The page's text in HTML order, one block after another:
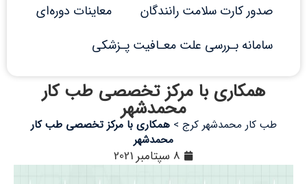
صدور کارت سلامت رانندگان
معاینات دوره‌ای
سامانه بـررسی علت معـافیت پـزشکی
همکاری با مرکز تخصصی طب کار
محمدشهر
طب کار محمدشهر کرج >همکاری با مرکز تخصصی طب کار
محمدشهر
8 سپتامبر 2021